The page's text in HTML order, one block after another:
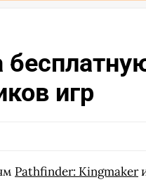
игр
Pathfinder: Kingmaker